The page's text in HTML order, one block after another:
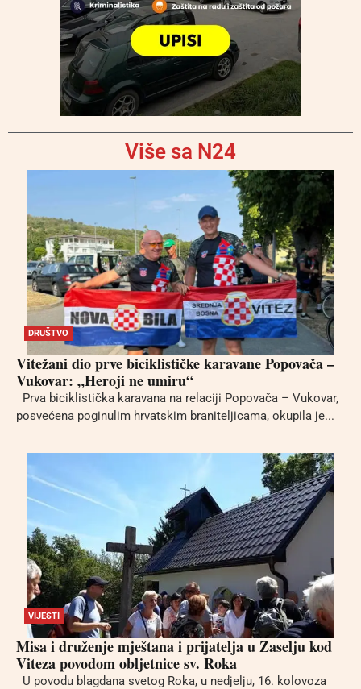
Više sa N24
DRUŠTVO
Vitežani dio prve biciklističke karavane Popovača –
Vukovar: „Heroji ne umiru“
Prva biciklistička karavana na relaciji Popovača – Vukovar,
posvećena poginulim hrvatskim braniteljicama, okupila je...
VIJESTI
Misa i druženje mještana i prijatelja u Zaselju kod
Viteza povodom obljetnice sv. Roka
U povodu blagdana svetog Roka, u nedjelju, 16. kolovoza